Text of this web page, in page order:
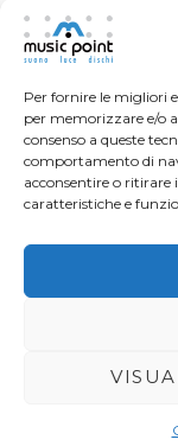
Per fornire le migliori
per memorizzare e/o
consenso a queste
comportamento di
acconsentire o ritirare
caratteristiche e